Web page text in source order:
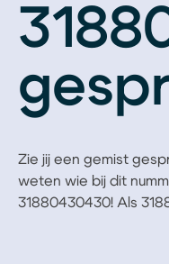
Zie jij een gemist
weten wie bij dit
31880430430! Als